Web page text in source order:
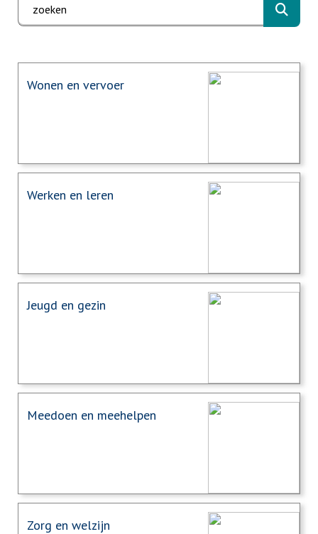
Wonen en vervoer
Werken en leren
Jeugd en gezin
Meedoen en meehelpen
Zorg en welzijn